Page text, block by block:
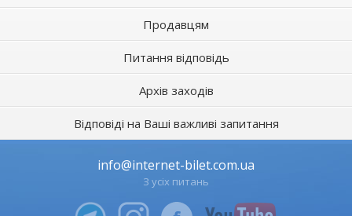
Продавцям
Питання відповідь
Архів заходів
Відповіді на Ваші важливі запитання
info@internet-bilet.com.ua
З усіх питань